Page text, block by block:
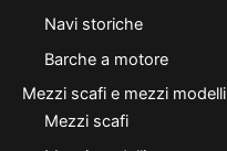
Navi storiche
Barche a motore
Mezzi scafi e mezzi modelli
Mezzi scafi